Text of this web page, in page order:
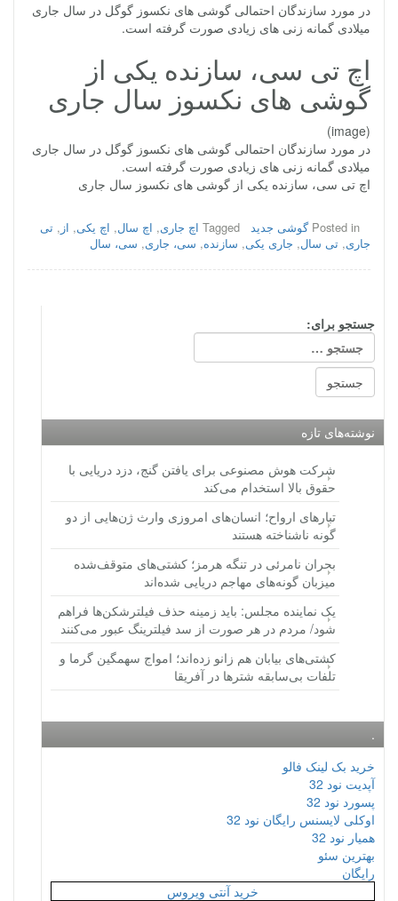
در مورد سازندگان احتمالی گوشی های نکسوز گوگل در سال جاری
میلادی گمانه زنی های زیادی صورت گرفته است.
اچ تی سی، سازنده یکی از
گوشی های نکسوز سال جاری
(image)
در مورد سازندگان احتمالی گوشی های نکسوز گوگل در سال جاری
میلادی گمانه زنی های زیادی صورت گرفته است.
اچ تی سی، سازنده یکی از گوشی های نکسوز سال جاری
Posted in گوشی جدید Tagged اچ جاری, اچ سال, اچ یکی, از , تی
جاری, تی سال, جاری یکی, سازنده, سی، جاری, سی، سال
جستجو برای:
نوشته‌های تازه
شرکت هوش مصنوعی برای یافتن گنج، دزد دریایی با
حقوق بالا استخدام می‌کند
تبارهای ارواح؛ انسان‌های امروزی وارث ژن‌هایی از دو
گونه ناشناخته هستند
بحران نامرئی در تنگه هرمز؛ کشتی‌های متوقف‌شده
میزبان گونه‌های مهاجم دریایی شده‌اند
یک نماینده مجلس: باید زمینه حذف فیلترشکن‌ها فراهم
شود/ مردم در هر صورت از سد فیلترینگ عبور می‌کنند
کشتی‌های بیابان هم زانو زده‌اند؛ امواج سهمگین گرما و
تلفات بی‌سابقه شترها در آفریقا
.
خرید بک لینک فالو
آپدیت نود 32
پسورد نود 32
اوکلی لایسنس رایگان نود 32
همیار نود 32
بهترین سئو
رایگان
خرید آنتی ویروس